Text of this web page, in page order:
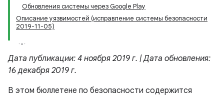
Обновления системы через Google Play
Описание уязвимостей (исправление системы безопасности
2019-11-05)
Дата публикации: 4 ноября 2019 г. | Дата обновления:
16 декабря 2019 г.
В этом бюллетене по безопасности содержится